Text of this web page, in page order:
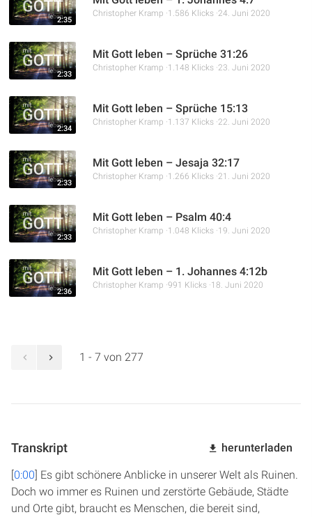
2:35
Christopher Kramp 1.586 Klicks 24. Juni 2020
2:33
Mit Gott leben – Sprüche 31:26
Christopher Kramp 1.148 Klicks 23. Juni 2020
2:34
Mit Gott leben – Sprüche 15:13
Christopher Kramp 1.137 Klicks 22. Juni 2020
2:33
Mit Gott leben – Jesaja 32:17
Christopher Kramp 1.266 Klicks 21. Juni 2020
2:33
Mit Gott leben – Psalm 40:4
Christopher Kramp 1.048 Klicks 19. Juni 2020
2:36
Mit Gott leben – 1. Johannes 4:12b
Christopher Kramp 991 Klicks 18. Juni 2020
1 - 7 von 277
Transkript herunterladen
[0:00] Es gibt schönere Anblicke in unserer Welt als Ruinen.
Doch wo immer es Ruinen und zerstörte Gebäude, Städte
und Orte gibt, braucht es Menschen, die bereit sind,